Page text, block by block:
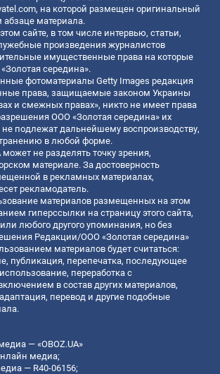
, на которой размещен оригинальный
материала.
сайте, в том числе интервью, статьи,
произведения журналистов
имущественные права на которые
середина».
фотоматериалы Getty Images редакция
права, защищаемые законом Украины
и смежных правах», никто не имеет права
ООО «Золотая середина» их
не подлежат дальнейшему воспроизводству,
в любой форме.
может не разделять точку зрения,
материале. За достоверность
в рекламных материалах,
рекламодатель.
материалов размещенных на этом
гиперссылки на страницу этого сайта,
или любого другого упоминания, но без
Редакции/ООО «Золотая середина»
материалов будет считаться:
публикация, перепечатка, последующее
переработка с
в состав других материалов,
перевод и другие подобные
— «OBOZ.UA»
медиа;
— R40-06156;